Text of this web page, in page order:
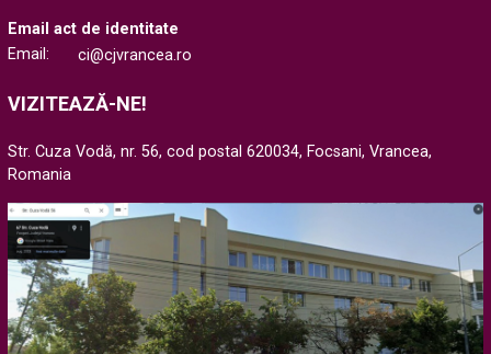
Email act de identitate
Email:
ci@cjvrancea.ro
VIZITEAZĂ-NE!
Str. Cuza Vodă, nr. 56, cod postal 620034, Focsani, Vrancea,
Romania